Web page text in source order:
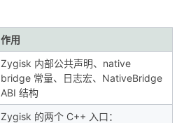
作用
Zygisk 内部公共声明、native
bridge 常量、日志宏、NativeBridge
ABI 结构
Zygisk 的两个 C++ 入口：